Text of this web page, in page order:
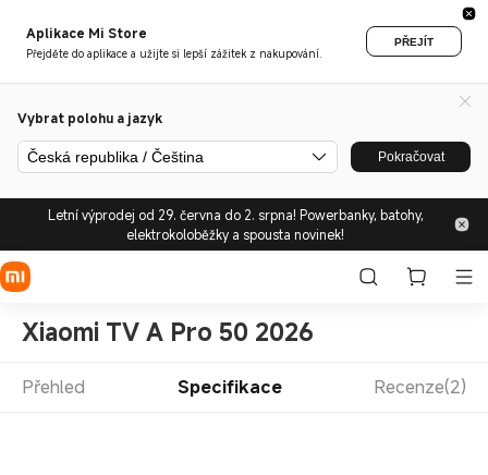
Aplikace Mi Store
Přejděte do aplikace a užijte si lepší zážitek z nakupování.
PŘEJÍT
Vybrat polohu a jazyk
Česká republika / Čeština Pokračovat
Letní výprodej od 29. června do 2. srpna! Powerbanky, batohy,
elektrokoloběžky a spousta novinek!
Xiaomi TV A Pro 50 2026
Přehled Specifikace Recenze(2)